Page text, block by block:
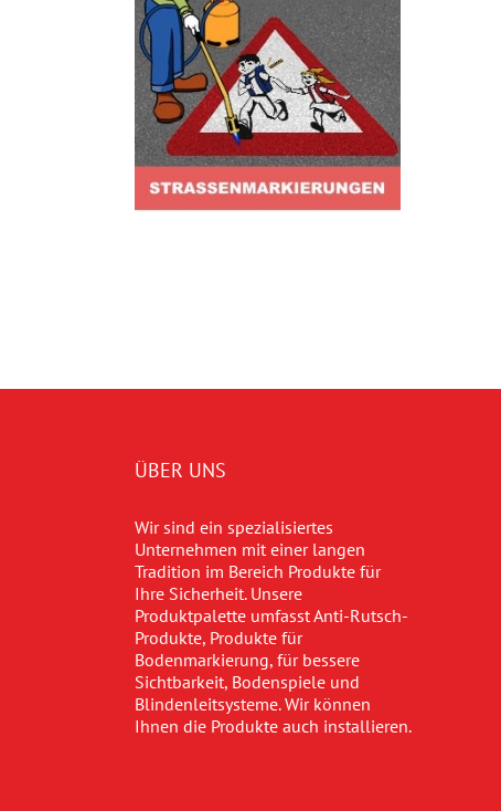
ÜBER UNS
Wir sind ein spezialisiertes
Unternehmen mit einer langen
Tradition im Bereich Produkte für
Ihre Sicherheit. Unsere
Produktpalette umfasst Anti-Rutsch-
Produkte, Produkte für
Bodenmarkierung, für bessere
Sichtbarkeit, Bodenspiele und
Blindenleitsysteme. Wir können
Ihnen die Produkte auch installieren.